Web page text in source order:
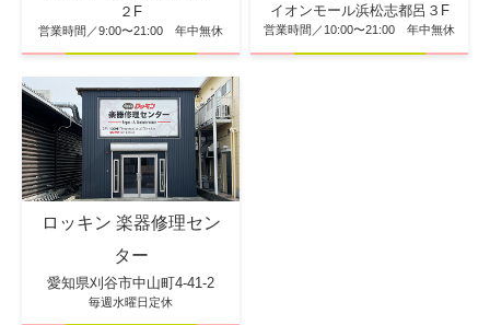
２F
営業時間／9:00〜21:00 年中無休
イオンモール浜松志都呂３F
営業時間／10:00〜21:00 年中無休
ロッキン 楽器修理セン
ター
愛知県刈谷市中山町4-41-2
毎週水曜日定休